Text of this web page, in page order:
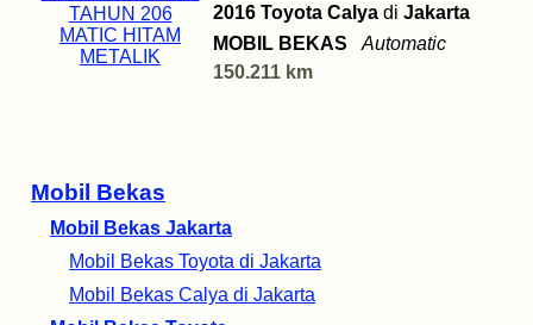
Mobil Bekas
Mobil Bekas Jakarta
Mobil Bekas Toyota di Jakarta
Mobil Bekas Calya di Jakarta
2016 Toyota Calya di Jakarta
MOBIL BEKAS
Automatic
150.211 km